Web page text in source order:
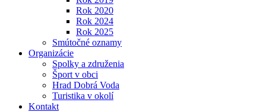
Rok 2020
Rok 2024
Rok 2025
Smútočné oznamy
Organizácie
Spolky a združenia
Šport v obci
Hrad Dobrá Voda
Turistika v okolí
Kontakt